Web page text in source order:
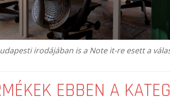
irodájában is a Note it-re esett a
EBBEN A